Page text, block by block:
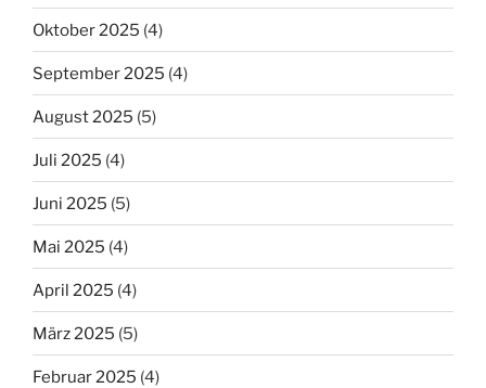
Oktober 2025 (4)
September 2025 (4)
August 2025 (5)
Juli 2025 (4)
Juni 2025 (5)
Mai 2025 (4)
April 2025 (4)
März 2025 (5)
Februar 2025 (4)